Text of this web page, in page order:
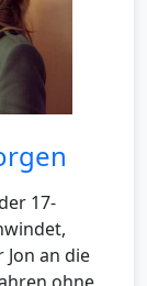
17-
an die